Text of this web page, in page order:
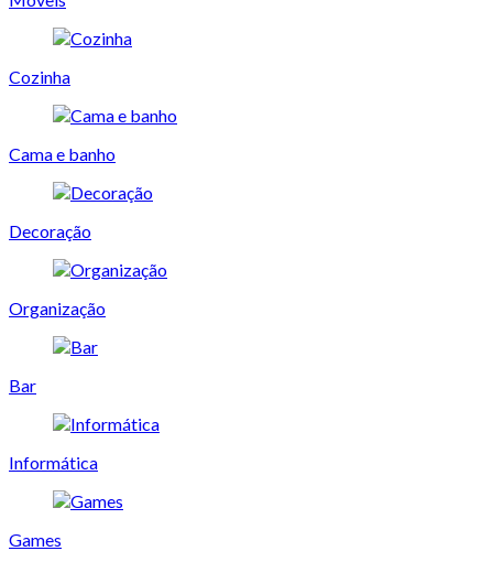
Cozinha
Cama e banho
Decoração
Organização
Bar
Informática
Games